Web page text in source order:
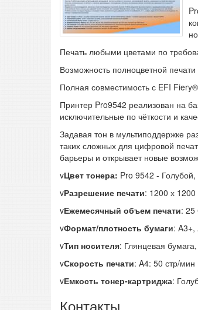
Печать любыми цветами по
Возможность полноцветной
Полная совместимость с EFI
Принтер Pro9542 реализован на
исключительные по чёткости и
Задавая тон в мультиподдержке
таких сложных для цифровой
барьеры и открывает новые
vЦвет тонера: Pro 9542 -
vРазрешение печати: 1200 х
vЕжемесячный объем печати: 25
vФормат/плотность бумаги:
vТип носителя: Глянцевая
vСкорость печати: A4: 50 стр/
vЕмкость тонер-картриджа:
Контакты